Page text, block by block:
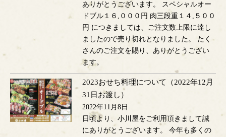
ありがとうございます。 スペシャルオー
ドブル１６,０００円 肉三段重１４,５００
円 につきましては、ご注文数上限に達し
ましたので売り切れとなりました。 たく
さんのご注文を賜り、ありがとうござい
ます。
2023おせち料理について（2022年12月
31日お渡し）
2022年11月8日
日頃より、小川屋をご利用頂きまして誠
にありがとうございます。 今年も多くの